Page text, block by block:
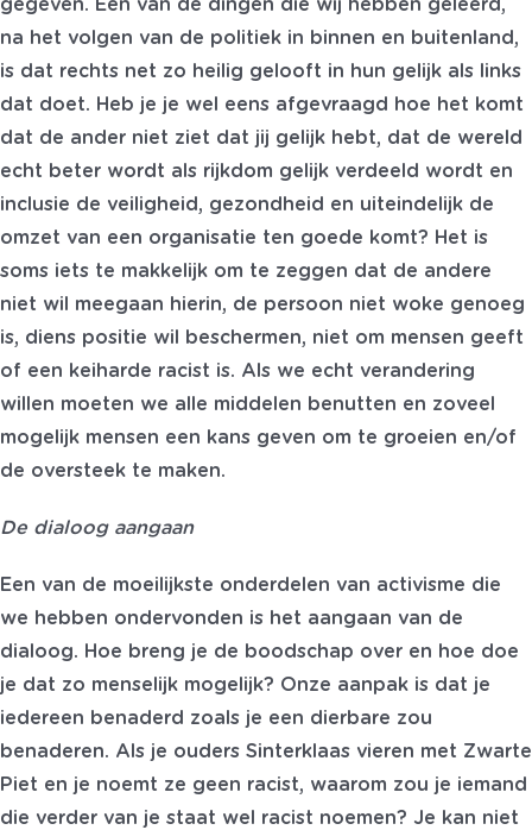
gegeven. Een van de dingen die wij hebben geleerd,
na het volgen van de politiek in binnen en buitenland,
is dat rechts net zo heilig gelooft in hun gelijk als links
dat doet. Heb je je wel eens afgevraagd hoe het komt
dat de ander niet ziet dat jij gelijk hebt, dat de wereld
echt beter wordt als rijkdom gelijk verdeeld wordt en
inclusie de veiligheid, gezondheid en uiteindelijk de
omzet van een organisatie ten goede komt? Het is
soms iets te makkelijk om te zeggen dat de andere
niet wil meegaan hierin, de persoon niet woke genoeg
is, diens positie wil beschermen, niet om mensen geeft
of een keiharde racist is. Als we echt verandering
willen moeten we alle middelen benutten en zoveel
mogelijk mensen een kans geven om te groeien en/of
de oversteek te maken.
De dialoog aangaan
Een van de moeilijkste onderdelen van activisme die
we hebben ondervonden is het aangaan van de
dialoog. Hoe breng je de boodschap over en hoe doe
je dat zo menselijk mogelijk? Onze aanpak is dat je
iedereen benaderd zoals je een dierbare zou
benaderen. Als je ouders Sinterklaas vieren met Zwarte
Piet en je noemt ze geen racist, waarom zou je iemand
die verder van je staat wel racist noemen? Je kan niet